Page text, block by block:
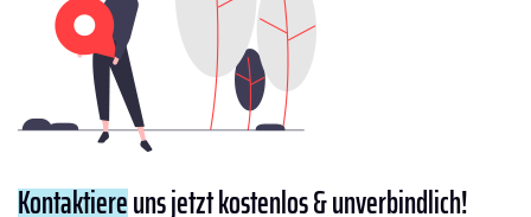
Kontaktiereuns jetzt kostenlos & unverbindlich!